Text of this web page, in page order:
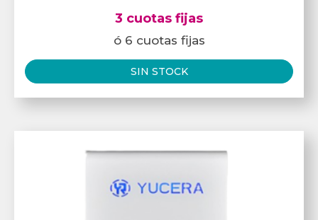
3 cuotas fijas
ó 6 cuotas fijas
SIN STOCK